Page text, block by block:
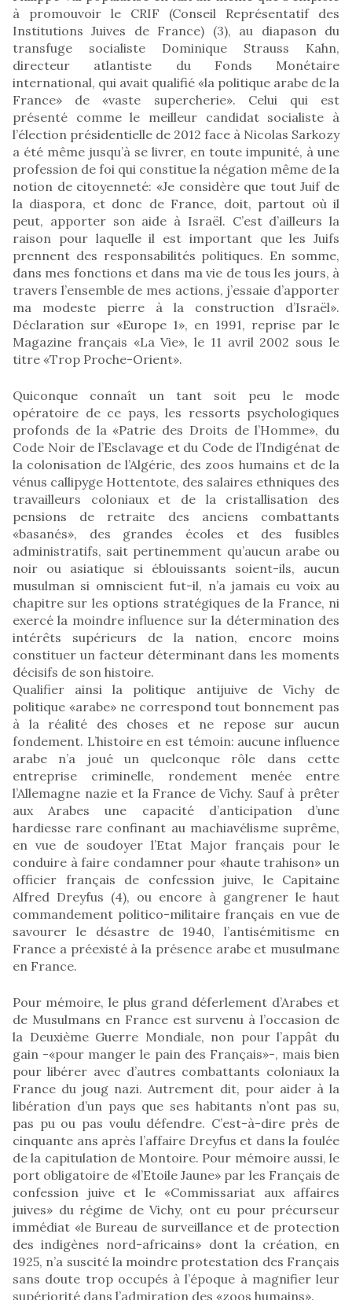
à promouvoir le CRIF (Conseil Représentatif des
Institutions Juives de France) (3), au diapason du
transfuge socialiste Dominique Strauss Kahn,
directeur atlantiste du Fonds Monétaire
international, qui avait qualifié «la politique arabe de la
France» de «vaste supercherie». Celui qui est
présenté comme le meilleur candidat socialiste à
l’élection présidentielle de 2012 face à Nicolas Sarkozy
a été même jusqu’à se livrer, en toute impunité, à une
profession de foi qui constitue la négation même de la
notion de citoyenneté: «Je considère que tout Juif de
la diaspora, et donc de France, doit, partout où il
peut, apporter son aide à Israël. C’est d’ailleurs la
raison pour laquelle il est important que les Juifs
prennent des responsabilités politiques. En somme,
dans mes fonctions et dans ma vie de tous les jours, à
travers l’ensemble de mes actions, j’essaie d’apporter
ma modeste pierre à la construction d’Israël».
Déclaration sur «Europe 1», en 1991, reprise par le
Magazine français «La Vie», le 11 avril 2002 sous le
titre «Trop Proche-Orient».
Quiconque connaît un tant soit peu le mode
opératoire de ce pays, les ressorts psychologiques
profonds de la «Patrie des Droits de l’Homme», du
Code Noir de l’Esclavage et du Code de l’Indigénat de
la colonisation de l’Algérie, des zoos humains et de la
vénus callipyge Hottentote, des salaires ethniques des
travailleurs coloniaux et de la cristallisation des
pensions de retraite des anciens combattants
«basanés», des grandes écoles et des fusibles
administratifs, sait pertinemment qu’aucun arabe ou
noir ou asiatique si éblouissants soient-ils, aucun
musulman si omniscient fut-il, n’a jamais eu voix au
chapitre sur les options stratégiques de la France, ni
exercé la moindre influence sur la détermination des
intérêts supérieurs de la nation, encore moins
constituer un facteur déterminant dans les moments
décisifs de son histoire.
Qualifier ainsi la politique antijuive de Vichy de
politique «arabe» ne correspond tout bonnement pas
à la réalité des choses et ne repose sur aucun
fondement. L’histoire en est témoin: aucune influence
arabe n’a joué un quelconque rôle dans cette
entreprise criminelle, rondement menée entre
l’Allemagne nazie et la France de Vichy. Sauf à prêter
aux Arabes une capacité d’anticipation d’une
hardiesse rare confinant au machiavélisme suprême,
en vue de soudoyer l’Etat Major français pour le
conduire à faire condamner pour «haute trahison» un
officier français de confession juive, le Capitaine
Alfred Dreyfus (4), ou encore à gangrener le haut
commandement politico-militaire français en vue de
savourer le désastre de 1940, l’antisémitisme en
France a préexisté à la présence arabe et musulmane
en France.
Pour mémoire, le plus grand déferlement d’Arabes et
de Musulmans en France est survenu à l’occasion de
la Deuxième Guerre Mondiale, non pour l’appât du
gain -«pour manger le pain des Français»-, mais bien
pour libérer avec d’autres combattants coloniaux la
France du joug nazi. Autrement dit, pour aider à la
libération d’un pays que ses habitants n’ont pas su,
pas pu ou pas voulu défendre. C’est-à-dire près de
cinquante ans après l’affaire Dreyfus et dans la foulée
de la capitulation de Montoire. Pour mémoire aussi, le
port obligatoire de «l’Etoile Jaune» par les Français de
confession juive et le «Commissariat aux affaires
juives» du régime de Vichy, ont eu pour précurseur
immédiat «le Bureau de surveillance et de protection
des indigènes nord-africains» dont la création, en
1925, n’a suscité la moindre protestation des Français
sans doute trop occupés à l’époque à magnifier leur
supériorité dans l’admiration des «zoos humains».